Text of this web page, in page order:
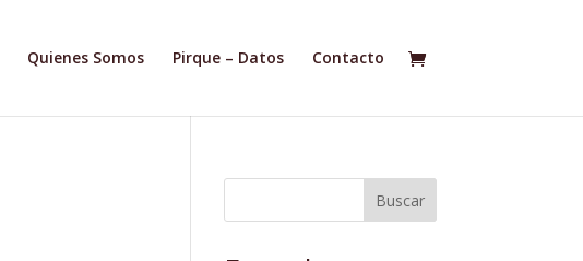
Quienes Somos Pirque – Datos Contacto
Buscar